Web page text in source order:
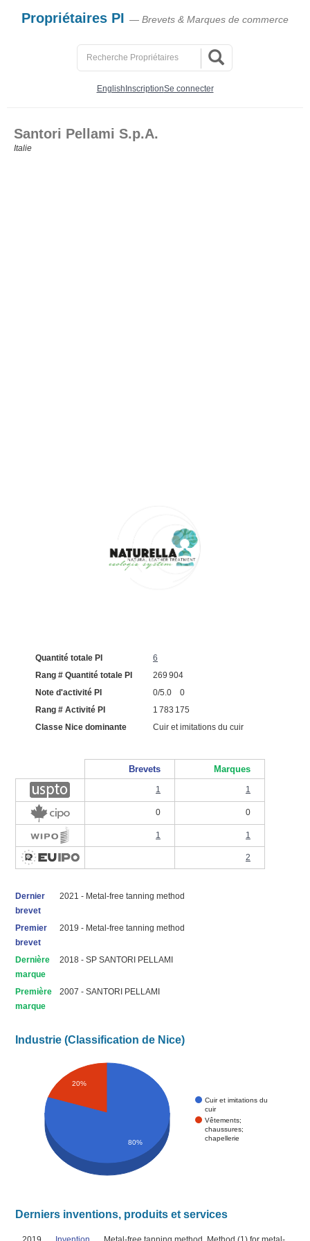
Propriétaires PI — Brevets & Marques de commerce
English InscriptionSe connecter
Santori Pellami S.p.A.
Italie
Quantité totale PI
6
Rang # Quantité totale PI
269 904
Note d'activité PI
0/5.0 0
Rang # Activité PI
1 783 175
Classe Nice dominante
Cuir et imitations du cuir
Brevets Marques
1 1
0 0
1 1
2
Dernier
brevet
2021 - Metal-free tanning method
Premier
brevet
2019 - Metal-free tanning method
Dernière
marque
2018 - SP SANTORI PELLAMI
Première
marque
2007 - SANTORI PELLAMI
Industrie (Classification de Nice)
Cuir et imitations du
cuir
Vêtements;
chaussures;
chapellerie
20%
80%
Derniers inventions, produits et services